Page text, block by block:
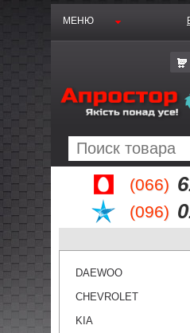
(066)
(096)
МЕНЮ
DAEWOO
CHEVROLET
KIA